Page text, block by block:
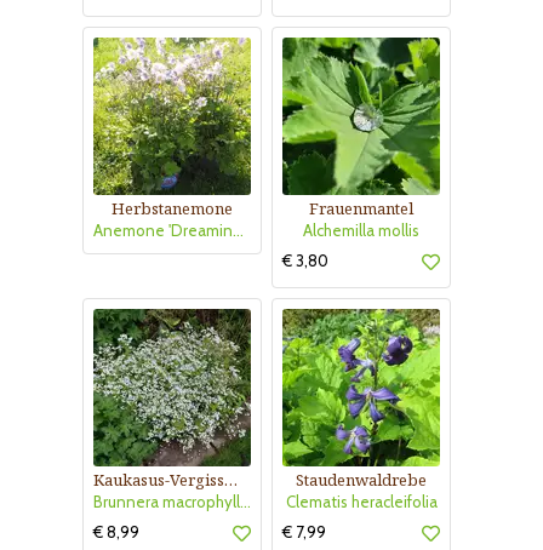
Herbstanemone
Anemone 'Dreaming Swan'
Frauenmantel
Alchemilla mollis
€ 3,80
Kaukasus-Vergissmeinnicht
Brunnera macrophylla 'Betty Bowring'
€ 8,99
Staudenwaldrebe
Clematis heracleifolia
€ 7,99